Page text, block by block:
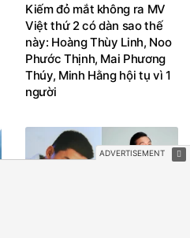
Kiếm đỏ mắt không ra MV
Việt thứ 2 có dàn sao thế
này: Hoàng Thùy Linh, Noo
Phước Thịnh, Mai Phương
Thúy, Minh Hằng hội tụ vì 1
người